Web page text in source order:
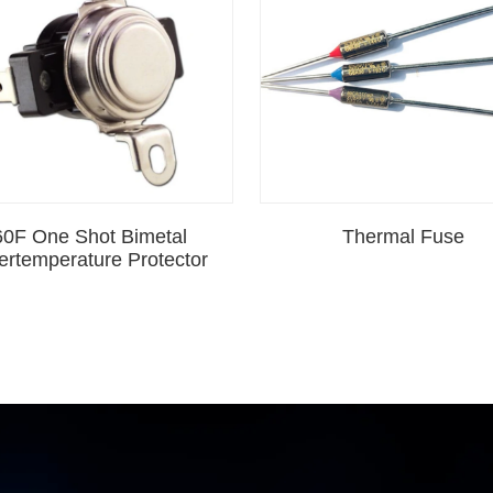
One Shot Bimetal
Protector
Thermal Fuse